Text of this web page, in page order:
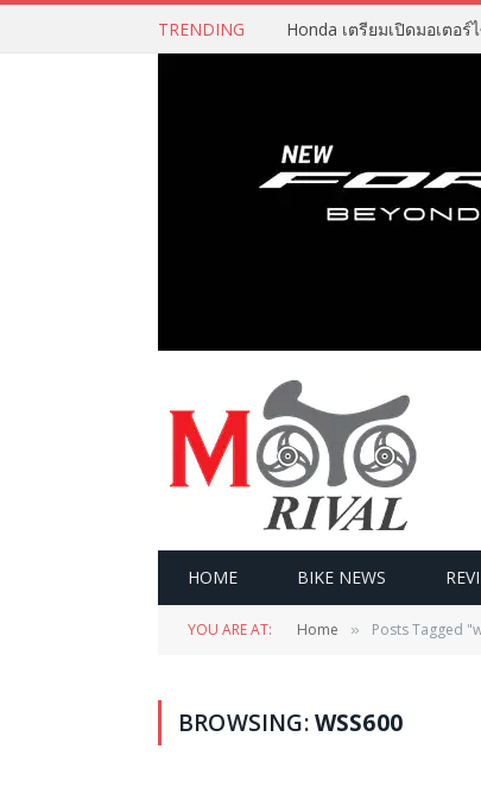
TRENDING Honda เตรียมเปิดมอเตอ
HOME BIKE NEWS
YOU ARE AT: Home » Posts Tagged
BROWSING:WSS600